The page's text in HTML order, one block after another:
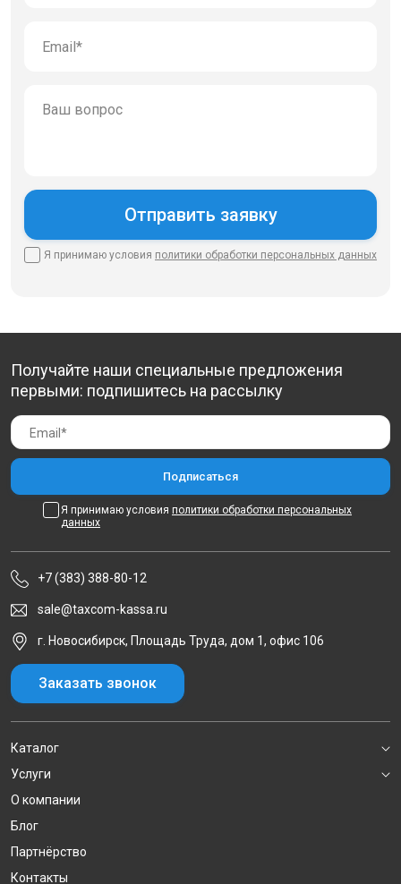
Я принимаю условия политики обработки персональных данных
Получайте наши специальные предложения
первыми: подпишитесь на рассылку
Я принимаю условия политики обработки персональных
данных
+7 (383) 388-80-12
sale@taxcom-kassa.ru
г. Новосибирск, Площадь Труда, дом 1, офис 106
Заказать звонок
Каталог
Услуги
О компании
Блог
Партнёрство
Контакты